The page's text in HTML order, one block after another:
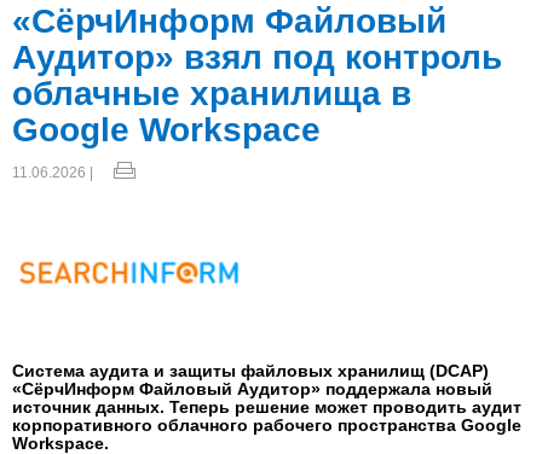
«СёрчИнформ Файловый
Аудитор» взял под контроль
облачные хранилища в
Google Workspace
11.06.2026 |
Система аудита и защиты файловых хранилищ (DCAP)
«СёрчИнформ Файловый Аудитор» поддержала новый
источник данных. Теперь решение может проводить аудит
корпоративного облачного рабочего пространства Google
Workspace.